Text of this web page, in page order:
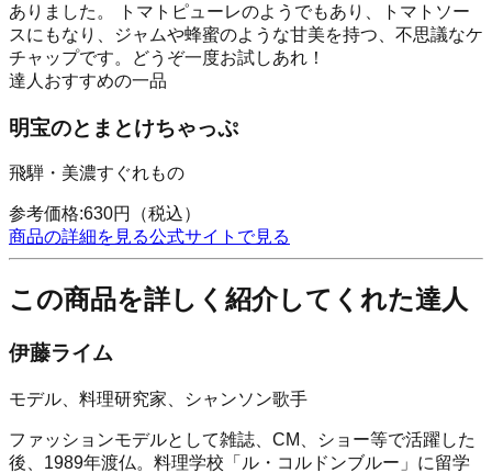
ありました。 トマトピューレのようでもあり、トマトソー
スにもなり、ジャムや蜂蜜のような甘美を持つ、不思議なケ
チャップです。どうぞ一度お試しあれ！
達人おすすめの一品
明宝のとまとけちゃっぷ
飛騨・美濃すぐれもの
参考価格:630円
（税込）
商品の詳細を見る公式サイトで見る
この商品を詳しく紹介してくれた達人
伊藤ライム
モデル、料理研究家、シャンソン歌手
ファッションモデルとして雑誌、CM、ショー等で活躍した
後、1989年渡仏。料理学校「ル・コルドンブルー」に留学